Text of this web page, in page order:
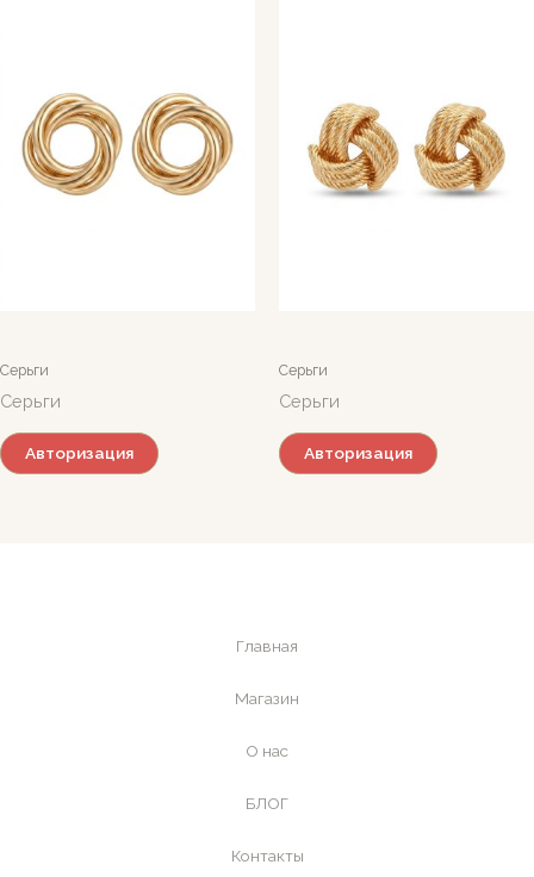
Серьги
Серьги
Авторизация
Серьги
Серьги
Авторизация
Главная
Магазин
О нас
БЛОГ
Контакты